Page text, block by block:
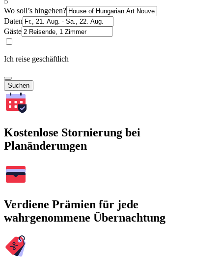
Wo soll’s hingehen?
Daten
Gäste
Ich reise geschäftlich
Suchen
Kostenlose Stornierung bei
Planänderungen
Verdiene Prämien für jede
wahrgenommene Übernachtung